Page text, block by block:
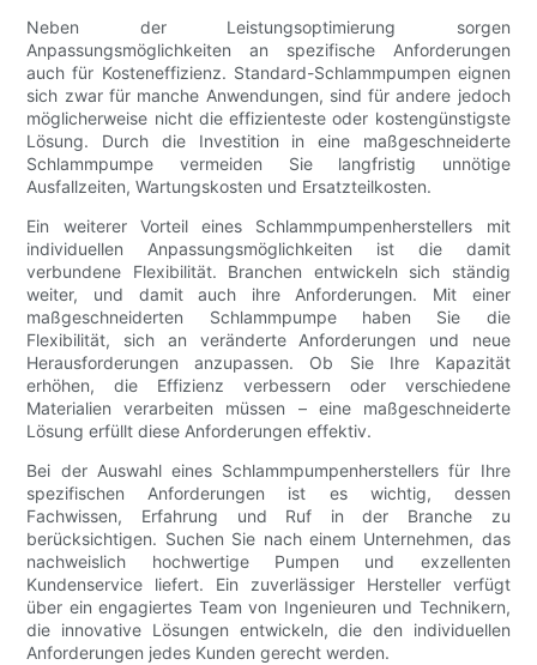
Neben der Leistungsoptimierung sorgen
Anpassungsmöglichkeiten an spezifische Anforderungen
auch für Kosteneffizienz. Standard-Schlammpumpen eignen
sich zwar für manche Anwendungen, sind für andere jedoch
möglicherweise nicht die effizienteste oder kostengünstigste
Lösung. Durch die Investition in eine maßgeschneiderte
Schlammpumpe vermeiden Sie langfristig unnötige
Ausfallzeiten, Wartungskosten und Ersatzteilkosten.
Ein weiterer Vorteil eines Schlammpumpenherstellers mit
individuellen Anpassungsmöglichkeiten ist die damit
verbundene Flexibilität. Branchen entwickeln sich ständig
weiter, und damit auch ihre Anforderungen. Mit einer
maßgeschneiderten Schlammpumpe haben Sie die
Flexibilität, sich an veränderte Anforderungen und neue
Herausforderungen anzupassen. Ob Sie Ihre Kapazität
erhöhen, die Effizienz verbessern oder verschiedene
Materialien verarbeiten müssen – eine maßgeschneiderte
Lösung erfüllt diese Anforderungen effektiv.
Bei der Auswahl eines Schlammpumpenherstellers für Ihre
spezifischen Anforderungen ist es wichtig, dessen
Fachwissen, Erfahrung und Ruf in der Branche zu
berücksichtigen. Suchen Sie nach einem Unternehmen, das
nachweislich hochwertige Pumpen und exzellenten
Kundenservice liefert. Ein zuverlässiger Hersteller verfügt
über ein engagiertes Team von Ingenieuren und Technikern,
die innovative Lösungen entwickeln, die den individuellen
Anforderungen jedes Kunden gerecht werden.